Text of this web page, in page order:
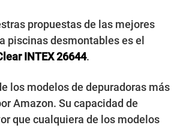
propuestas de las mejores
piscinas desmontables es el
INTEX 26644.
los modelos de depuradoras más
Amazon. Su capacidad de
que cualquiera de los modelos